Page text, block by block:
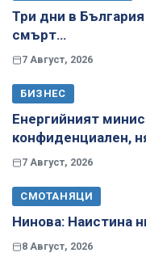
Три дни в
смърт…
7 Август, 2026
БИЗНЕС
Енергийният
конфиденциален,
7 Август, 2026
СМОТАНЯЦИ
Нинова: Наистина
8 Август, 2026